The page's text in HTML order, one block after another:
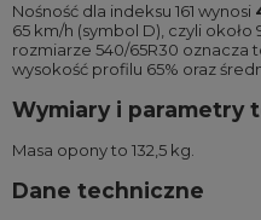
Nośność dla indeksu 161 wynosi
65 km/h (symbol D), czyli
rozmiarze 540/65R30 oznacza
wysokość profilu 65% oraz
Wymiary i parametry
Masa opony to 132,5 kg.
Dane techniczne